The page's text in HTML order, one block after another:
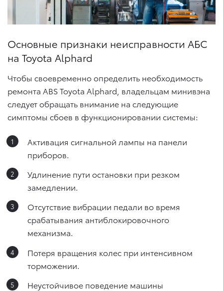
Основные признаки неисправности АБС
на Toyota Alphard
Чтобы своевременно определить необходимость
ремонта ABS Toyota Alphard, владельцам минивэна
следует обращать внимание на следующие
симптомы сбоев в функционировании системы:
Активация сигнальной лампы на панели
приборов.
Удлинение пути остановки при резком
замедлении.
Отсутствие вибрации педали во время
срабатывания антиблокировочного
механизма.
Потеря вращения колес при интенсивном
торможении.
Неустойчивое поведение машины